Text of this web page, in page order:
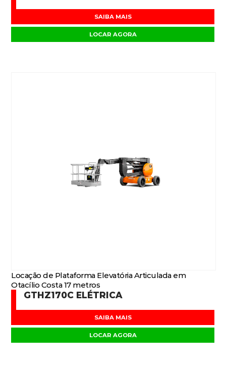
SAIBA MAIS
LOCAR AGORA
Locação de Plataforma Elevatória Articulada em
Otacílio Costa 17 metros
GTHZ170C ELÉTRICA
SAIBA MAIS
LOCAR AGORA